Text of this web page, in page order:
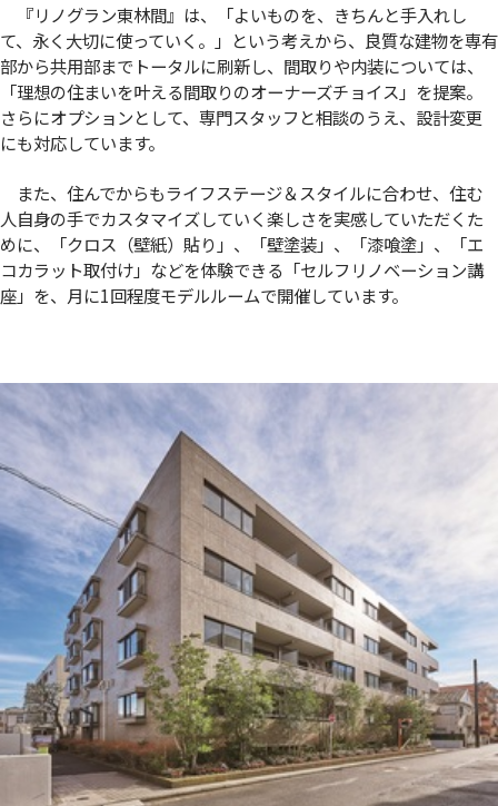
『リノグラン東林間』は、「よいものを、きちんと手入れし
て、永く大切に使っていく。」という考えから、良質な建物を専有
部から共用部までトータルに刷新し、間取りや内装については、
「理想の住まいを叶える間取りのオーナーズチョイス」を提案。
さらにオプションとして、専門スタッフと相談のうえ、設計変更
にも対応しています。
また、住んでからもライフステージ＆スタイルに合わせ、住む
人自身の手でカスタマイズしていく楽しさを実感していただくた
めに、「クロス（壁紙）貼り」、「壁塗装」、「漆喰塗」、「エ
コカラット取付け」などを体験できる「セルフリノベーション講
座」を、月に1回程度モデルルームで開催しています。